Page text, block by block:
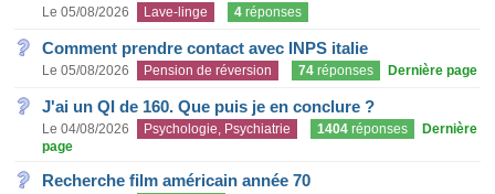
Le 05/08/2026 Lave-linge 4 réponses
Comment prendre contact avec INPS italie
Le 05/08/2026 Pension de réversion 74 réponses Dernière page
J'ai un QI de 160. Que puis je en conclure ?
Le 04/08/2026 Psychologie, Psychiatrie 1404 réponses
Dernière
page
Recherche film américain année 70